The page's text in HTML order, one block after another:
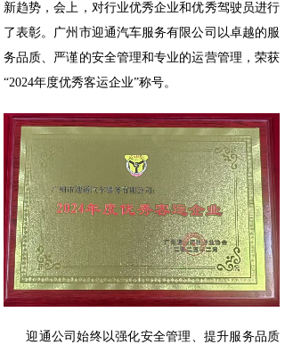
新趋势，会上，对行业优秀企业和优秀驾驶员进行
了表彰。广州市迎通汽车服务有限公司以卓越的服
务品质、严谨的安全管理和专业的运营管理，荣获
“2024年度优秀客运企业”称号。
迎通公司始终以强化安全管理、提升服务品质